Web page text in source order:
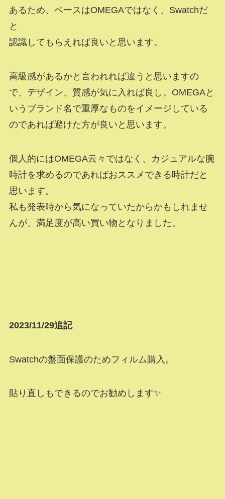
あるため、ベースはOMEGAではなく、Swatchだ
と
認識してもらえれば良いと思います。
高級感があるかと言われれば違うと思いますの
で、デザイン、質感が気に入れば良し。OMEGAと
いうブランド名で重厚なものをイメージしている
のであれば避けた方が良いと思います。
個人的にはOMEGA云々ではなく、カジュアルな腕
時計を求めるのであればおススメできる時計だと
思います。
私も発表時から気になっていたからかもしれませ
んが、満足度が高い買い物となりました。
2023/11/29追記
Swatchの盤面保護のためフィルム購入。
貼り直しもできるのでお勧めします✨